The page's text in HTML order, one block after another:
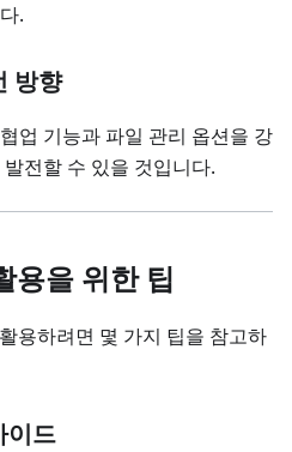
.
방향
업 기능과 파일 관리 옵션을 강
전할 수 있을 것입니다.
용을 위한 팁
용하려면 몇 가지 팁을 참고하
이드